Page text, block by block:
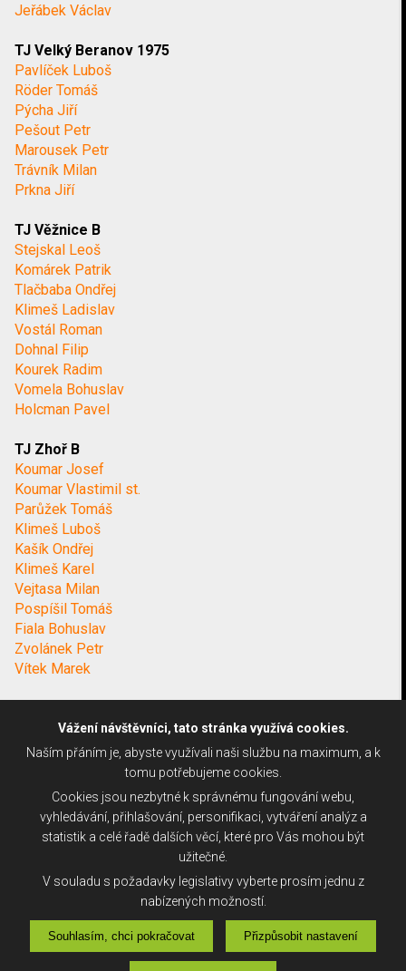
Jeřábek Václav
TJ Velký Beranov 1975
Pavlíček Luboš
Röder Tomáš
Pýcha Jiří
Pešout Petr
Marousek Petr
Trávník Milan
Prkna Jiří
TJ Věžnice B
Stejskal Leoš
Komárek Patrik
Tlačbaba Ondřej
Klimeš Ladislav
Vostál Roman
Dohnal Filip
Kourek Radim
Vomela Bohuslav
Holcman Pavel
TJ Zhoř B
Koumar Josef
Koumar Vlastimil st.
Parůžek Tomáš
Klimeš Luboš
Kašík Ondřej
Klimeš Karel
Vejtasa Milan
Pospíšil Tomáš
Fiala Bohuslav
Zvolánek Petr
Vítek Marek
Vážení návštěvníci, tato stránka využívá cookies.
Naším přáním je, abyste využívali naši službu na maximum, a k
tomu potřebujeme cookies.
Cookies jsou nezbytné k správnému fungování webu,
vyhledávání, přihlašování, personifikaci, vytváření analýz a
statistik a celé řadě dalších věcí, které pro Vás mohou být
užitečné.
V souladu s požadavky legislativy vyberte prosím jednu z
nabízených možností.
Souhlasím, chci pokračovat Přizpůsobit nastavení